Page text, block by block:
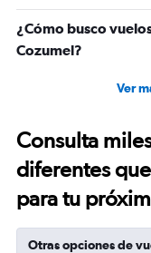
¿Cómo busco
Cozumel?
Ver
Consulta
diferentes
para tu
Otras opciones de